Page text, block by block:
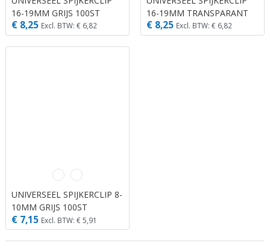
16-19MM GRIJS 100ST
€ 8,25 Excl. BTW: € 6,82
16-19MM TRANSPARANT
100ST
€ 8,25 Excl. BTW: € 6,82
UNIVERSEEL SPIJKERCLIP 8-
10MM GRIJS 100ST
€ 7,15 Excl. BTW: € 5,91